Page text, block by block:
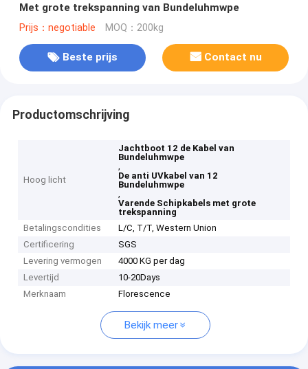
Met grote trekspanning van Bundeluhmwpe
Prijs：negotiable MOQ：200kg
Beste prijs Contact nu
Productomschrijving
Hoog licht
Jachtboot 12 de Kabel van
Bundeluhmwpe
,
De anti UVkabel van 12
Bundeluhmwpe
,
Varende Schipkabels met grote
trekspanning
Betalingscondities
L/C, T/T, Western Union
Certificering
SGS
Levering vermogen
4000 KG per dag
Levertijd
10-20Days
Merknaam
Florescence
Bekijk meer